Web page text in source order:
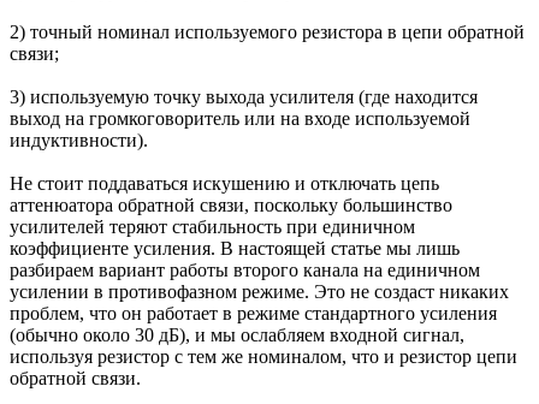
2) точный номинал используемого резистора в цепи обратной
связи;
3) используемую точку выхода усилителя (где находится
выход на громкоговоритель или на входе используемой
индуктивности).
Не стоит поддаваться искушению и отключать цепь
аттенюатора обратной связи, поскольку большинство
усилителей теряют стабильность при единичном
коэффициенте усиления. В настоящей статье мы лишь
разбираем вариант работы второго канала на единичном
усилении в противофазном режиме. Это не создаст никаких
проблем, что он работает в режиме стандартного усиления
(обычно около 30 дБ), и мы ослабляем входной сигнал,
используя резистор с тем же номиналом, что и резистор цепи
обратной связи.